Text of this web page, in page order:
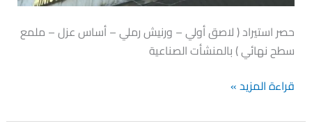
حصر استيراد ( لاصق أولي – ورنيش رملي – أساس عزل – ملمع
سطح نهائي ) بالمنشأت الصناعية
قراءة المزيد »